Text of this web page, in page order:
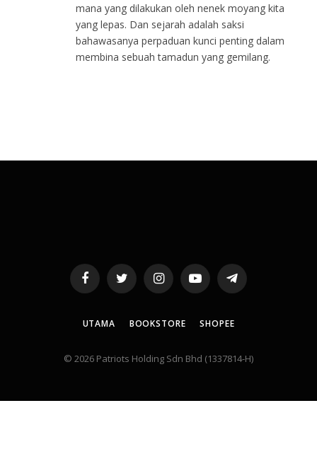
mana yang dilakukan oleh nenek moyang kita
yang lepas. Dan sejarah adalah saksi
bahawasanya perpaduan kunci penting dalam
membina sebuah tamadun yang gemilang.
FacebookTwitter InstagramYouTubeTelegram
UTAMA BOOKSTORE SHOPEE
© 2026 Patriots Holding Sdn Bhd (1337814-H)